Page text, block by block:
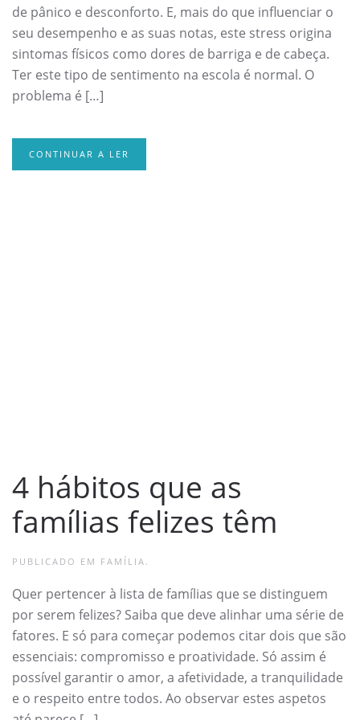
de pânico e desconforto. E, mais do que influenciar o
seu desempenho e as suas notas, este stress origina
sintomas físicos como dores de barriga e de cabeça.
Ter este tipo de sentimento na escola é normal. O
problema é […]
CONTINUAR A LER
4 hábitos que as
famílias felizes têm
PUBLICADO EM FAMÍLIA .
Quer pertencer à lista de famílias que se distinguem
por serem felizes? Saiba que deve alinhar uma série de
fatores. E só para começar podemos citar dois que são
essenciais: compromisso e proatividade. Só assim é
possível garantir o amor, a afetividade, a tranquilidade
e o respeito entre todos. Ao observar estes aspetos